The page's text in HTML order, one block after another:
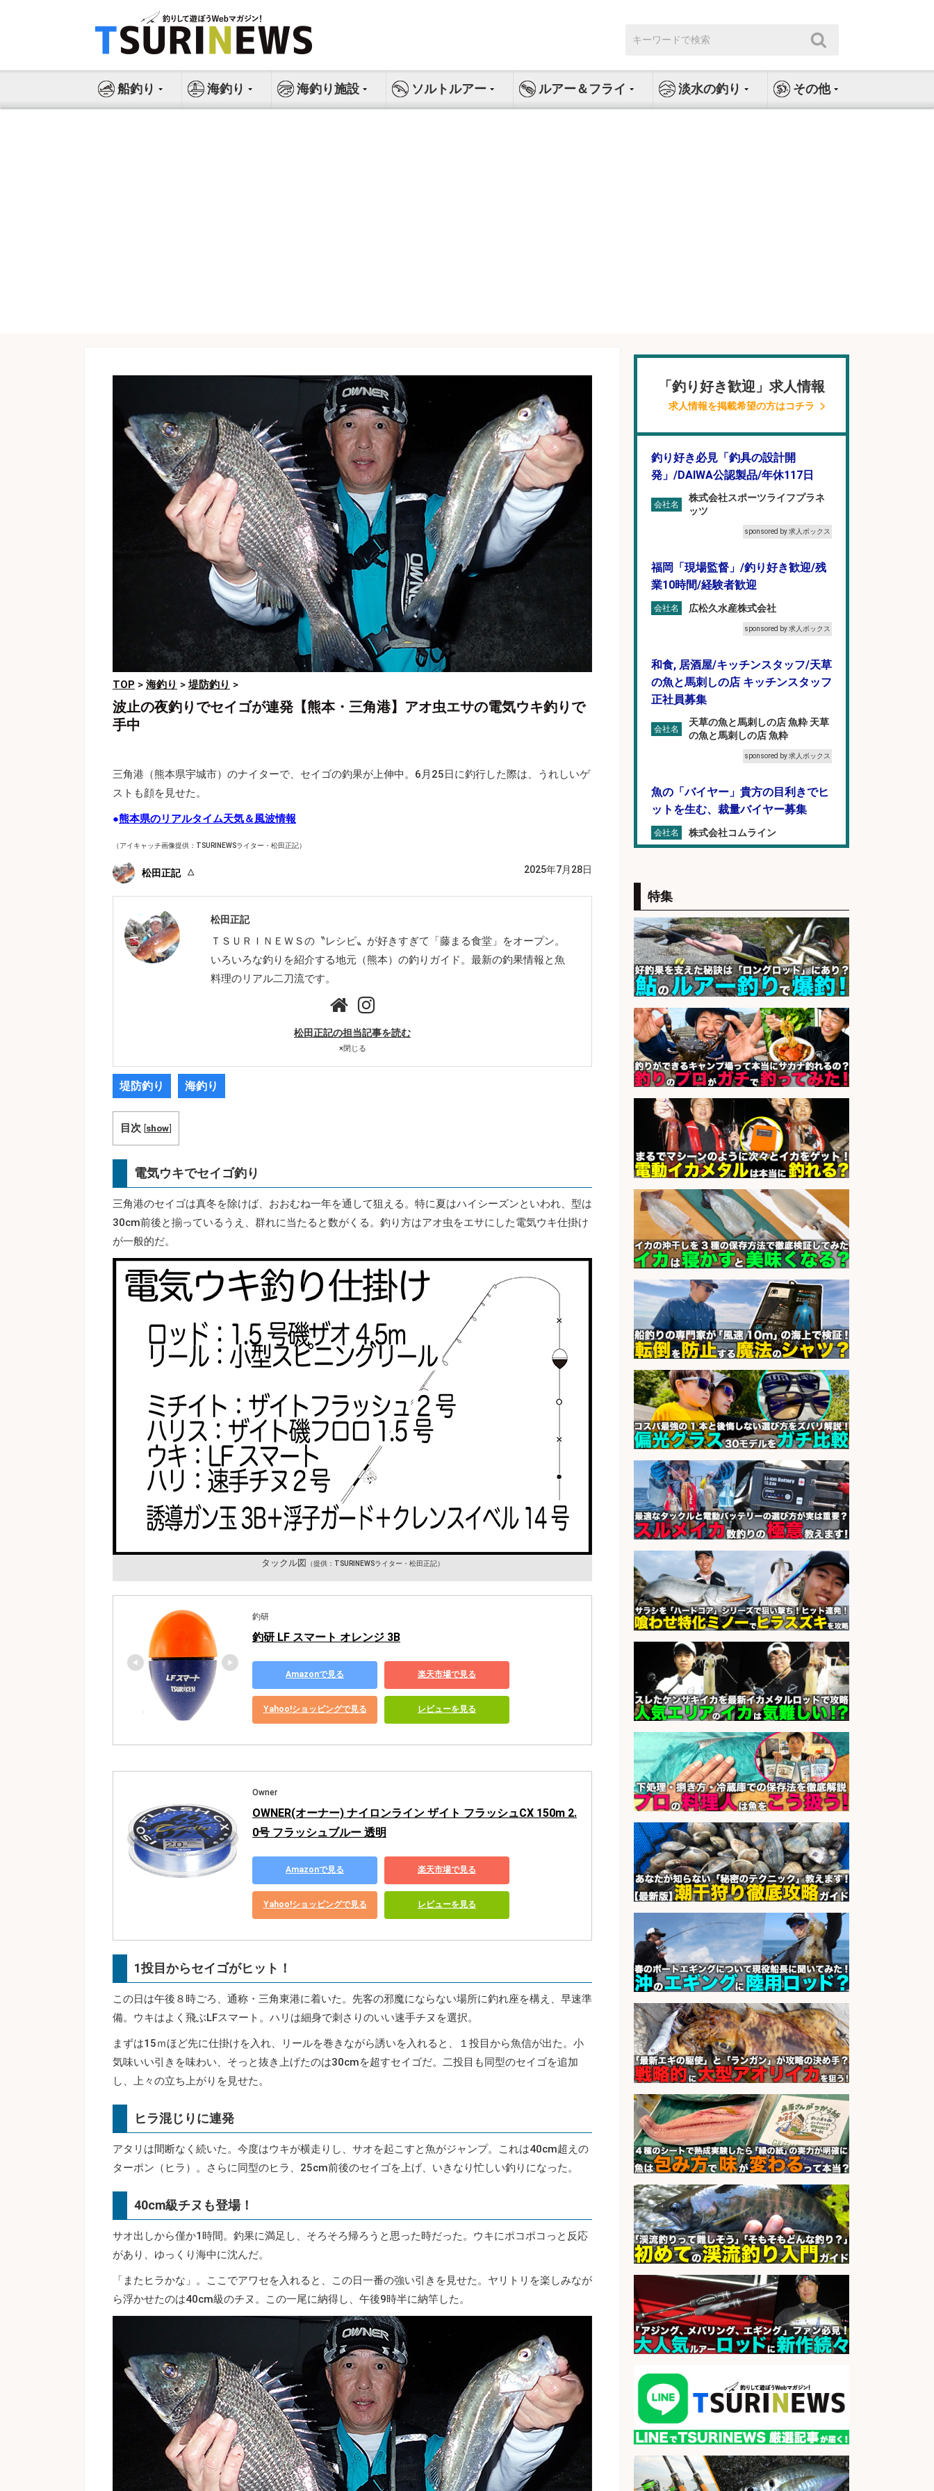
ス
索:
船釣り 海釣り 海釣り施設 ソルトルアー ルアー＆フライ 淡水の釣り その他
TOP > 海釣り >堤防釣り >
波止の夜釣りでセイゴが連発【熊本・三角港】アオ虫エサの電気ウキ釣りで
手中
三角港（熊本県宇城市）のナイターで、セイゴの釣果が上伸中。6月25日に釣行した際は、うれしいゲ
ストも顔を見せた。
●熊本県のリアルタイム天気＆風波情報
（アイキャッチ画像提供：TSURINEWSライター・松田正記）
松田正記 2025年7月28日
松田正記
ＴＳＵＲＩＮＥＷＳの〝レシピ〟が好きすぎて「藤まる食堂」をオープン。
いろいろな釣りを紹介する地元（熊本）の釣りガイド。最新の釣果情報と魚
料理のリアル二刀流です。
松田正記の担当記事を読む
×閉じる
堤防釣り 海釣り
目次 [show]
電気ウキでセイゴ釣り
三角港のセイゴは真冬を除けば、おおむね一年を通して狙える。特に夏はハイシーズンといわれ、型は
30cm前後と揃っているうえ、群れに当たると数がくる。釣り方はアオ虫をエサにした電気ウキ仕掛け
が一般的だ。
タックル図 （提供：TSURINEWSライター・松田正記）
釣研
釣研 LF スマート オレンジ 3B
Amazonで見る 楽天市場で見る
Yahoo!ショッピングで見る レビューを見る
Owner
OWNER(オーナー) ナイロンライン ザイト フラッシュCX 150m 2.
0号 フラッシュブルー 透明
Amazonで見る 楽天市場で見る
Yahoo!ショッピングで見る レビューを見る
1投目からセイゴがヒット！
この日は午後８時ごろ、通称・三角東港に着いた。先客の邪魔にならない場所に釣れ座を構え、早速準
備。ウキはよく飛ぶLFスマート。ハリは細身で刺さりのいい速手チヌを選択。
まずは15ｍほど先に仕掛けを入れ、リールを巻きながら誘いを入れると、１投目から魚信が出た。小
気味いい引きを味わい、そっと抜き上げたのは30cmを超すセイゴだ。二投目も同型のセイゴを追加
し、上々の立ち上がりを見せた。
ヒラ混じりに連発
アタリは間断なく続いた。今度はウキが横走りし、サオを起こすと魚がジャンプ。これは40cm超えの
ターポン（ヒラ）。さらに同型のヒラ、25cm前後のセイゴを上げ、いきなり忙しい釣りになった。
40cm級チヌも登場！
サオ出しから僅か1時間。釣果に満足し、そろそろ帰ろうと思った時だった。ウキにポコポコっと反応
があり、ゆっくり海中に沈んだ。
「またヒラかな」。ここでアワセを入れると、この日一番の強い引きを見せた。ヤリトリを楽しみなが
ら浮かせたのは40cm級のチヌ。この一尾に納得し、午後9時半に納竿した。
「釣り好き歓迎」求人情報
求人情報を掲載希望の方はコチラ
釣り好き必見「釣具の設計開
発」/DAIWA公認製品/年休117日
会社名
株式会社スポーツライフプラネ
ッツ
sponsored by 求人ボックス
福岡「現場監督」/釣り好き歓迎/残
業10時間/経験者歓迎
会社名 広松久水産株式会社
sponsored by 求人ボックス
和食, 居酒屋/キッチンスタッフ/天草
の魚と馬刺しの店 キッチンスタッフ
正社員募集
会社名
天草の魚と馬刺しの店 魚粋 天草
の魚と馬刺しの店 魚粋
sponsored by 求人ボックス
魚の「バイヤー」貴方の目利きでヒ
ットを生む、裁量バイヤー募集
会社名 株式会社コムライン
フィッシング用品の「製品開発設
計」
会社名 メガバス株式会社
sponsored by 求人ボックス
コンビニ/広島県/調理なし・軽作業
週4日から勤務OK/希望休が取得で
きる
会社名 株式会社ホットスタッフ五日市
sponsored by 求人ボックス
「魚の養殖に関するプロジェクト 」
試験実験業務/総合メーカーでのお
仕事です
株式会社スタッフサービス エン
ジニアガイド
sponsored by 求人ボックス
居酒屋/レストランサービス・ホー
ルスタッフ/扱う魚は鮮度抜群!大衆
酒場で元気に働くホールスタッフを
募集
会社名 アカマル屋鮮魚店 大山店
sponsored by 求人ボックス
和食, 居酒屋/料理長・料理長候補/
「海なし県にうまい魚を」朝獲れ鮮
魚にこだわるお店
会社名 魚丸 鮮魚と炉端焼き 魚丸 彦根店
和食, 居酒屋/調理見習い・調理補助/
新鮮な魚料理×おでんの和食居酒屋
の若手スタッフ
会社名 サカナのハチベエ 矢場町店
sponsored by 求人ボックス
さらに求人情報を見る
特集